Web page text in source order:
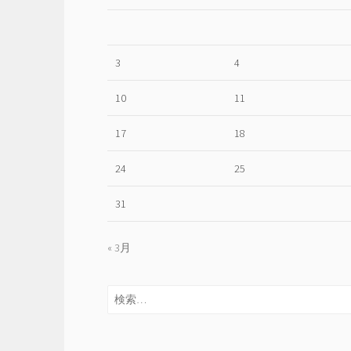
3 4
10 11
17 18
24 25
31
« 3月
検